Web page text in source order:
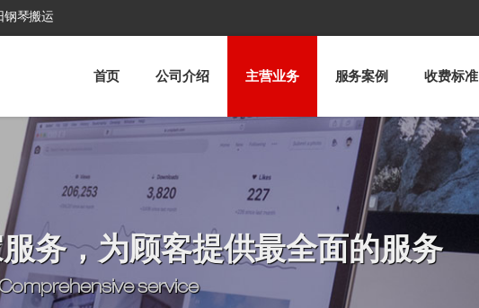
钢琴搬运
首页 公司介绍 主营业务 服务案例 收费标准
务，为顾客提供最全面的服务
service